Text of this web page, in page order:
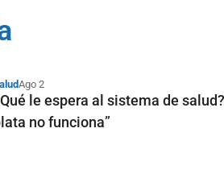
Ago 2
le espera al sistema de
no funciona”